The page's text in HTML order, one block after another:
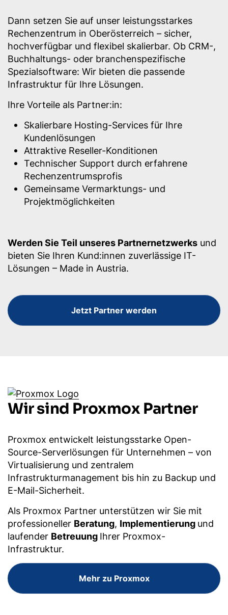
Dann setzen Sie auf unser leistungsstarkes
Rechenzentrum in Oberösterreich – sicher,
hochverfügbar und flexibel skalierbar. Ob CRM-,
Buchhaltungs- oder branchenspezifische
Spezialsoftware: Wir bieten die passende
Infrastruktur für Ihre Lösungen.
Ihre Vorteile als Partner:in:
Skalierbare Hosting-Services für Ihre
Kundenlösungen
Attraktive Reseller-Konditionen
Technischer Support durch erfahrene
Rechenzentrumsprofis
Gemeinsame Vermarktungs- und
Projektmöglichkeiten
Werden Sie Teil unseres Partnernetzwerks und
bieten Sie Ihren Kund:innen zuverlässige IT-
Lösungen – Made in Austria.
Jetzt Partner werden
Wir sind Proxmox Partner
Proxmox entwickelt leistungsstarke Open-
Source-Serverlösungen für Unternehmen – von
Virtualisierung und zentralem
Infrastrukturmanagement bis hin zu Backup und
E-Mail-Sicherheit.
Als Proxmox Partner unterstützen wir Sie mit
professioneller Beratung, Implementierung und
laufender Betreuung Ihrer Proxmox-
Infrastruktur.
Mehr zu Proxmox